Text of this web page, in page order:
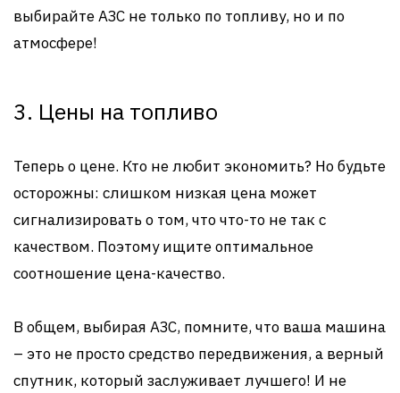
выбирайте АЗС не только по топливу, но и по
атмосфере!
3. Цены на топливо
Теперь о цене. Кто не любит экономить? Но будьте
осторожны: слишком низкая цена может
сигнализировать о том, что что-то не так с
качеством. Поэтому ищите оптимальное
соотношение цена-качество.
В общем, выбирая АЗС, помните, что ваша машина
– это не просто средство передвижения, а верный
спутник, который заслуживает лучшего! И не